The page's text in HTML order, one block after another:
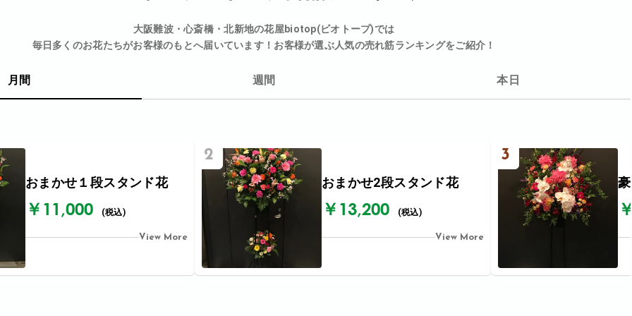
大阪難波・心斎橋・北新地の花屋biotop(ビオトープ)では
毎日多くのお花たちがお客様のもとへ届いています！お客様が選ぶ人気の売れ筋ランキングをご紹介！
月間 週間 本日
おまかせ１段スタンド花
￥11,000 (税込)
View More
2
おまかせ2段スタンド花
￥13,200 (税込)
View More
3